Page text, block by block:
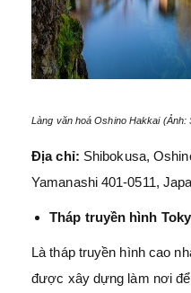
Làng văn hoá Oshino Hakkai (Ảnh:
Địa chỉ: Shibokusa,
Yamanashi 401-0511,
Tháp truyền hình
Là tháp truyền hình cao
được xây dựng làm nơi